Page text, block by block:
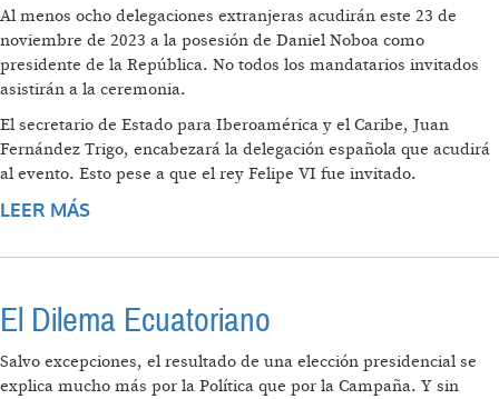
Al menos ocho delegaciones extranjeras acudirán este 23 de
noviembre de 2023 a la posesión de Daniel Noboa como
presidente de la República. No todos los mandatarios invitados
asistirán a la ceremonia.
El secretario de Estado para Iberoamérica y el Caribe, Juan
Fernández Trigo, encabezará la delegación española que acudirá
al evento. Esto pese a que el rey Felipe VI fue invitado.
LEER MÁS
MANDATO DE LASSO CON POCA PRESENCIA
El Dilema Ecuatoriano
Salvo excepciones, el resultado de una elección presidencial se
explica mucho más por la Política que por la Campaña. Y sin